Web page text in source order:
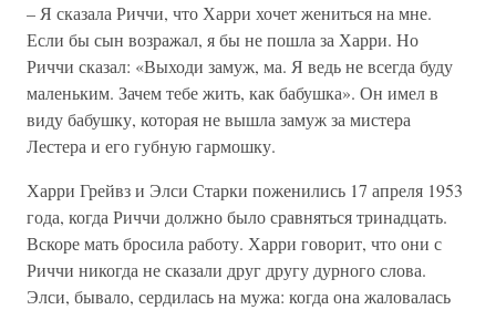
– Я сказала Риччи, что Харри хочет жениться на мне.
Если бы сын возражал, я бы не пошла за Харри. Но
Риччи сказал: «Выходи замуж, ма. Я ведь не всегда буду
маленьким. Зачем тебе жить, как бабушка». Он имел в
виду бабушку, которая не вышла замуж за мистера
Лестера и его губную гармошку.
Харри Грейвз и Элси Старки поженились 17 апреля 1953
года, когда Риччи должно было сравняться тринадцать.
Вскоре мать бросила работу. Харри говорит, что они с
Риччи никогда не сказали друг другу дурного слова.
Элси, бывало, сердилась на мужа: когда она жаловалась